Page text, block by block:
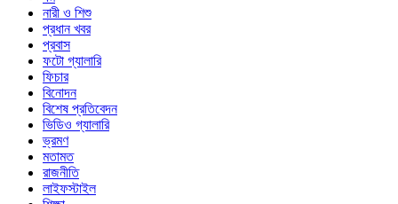
নারী ও শিশু
প্রধান খবর
প্রবাস
ফটো গ্যালারি
ফিচার
বিনোদন
বিশেষ প্রতিবেদন
ভিডিও গ্যালারি
ভ্রমণ
মতামত
রাজনীতি
লাইফস্টাইল